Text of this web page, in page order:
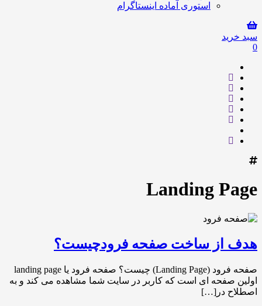
استوری آماده اینستاگرام
سبد خرید
0
Landing Page
هدف از ساخت صفحه فرودچیست؟
صفحه فرود (Landing Page) چیست؟ صفحه فرود یا landing page
اولین صفحه ای است که کاربر در سایت شما مشاهده می کند و به
اصطلاح در[…]